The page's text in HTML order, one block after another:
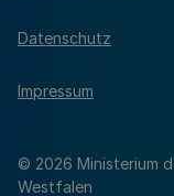
© 2026 Ministerium
Westfalen
Datenschutz
Impressum